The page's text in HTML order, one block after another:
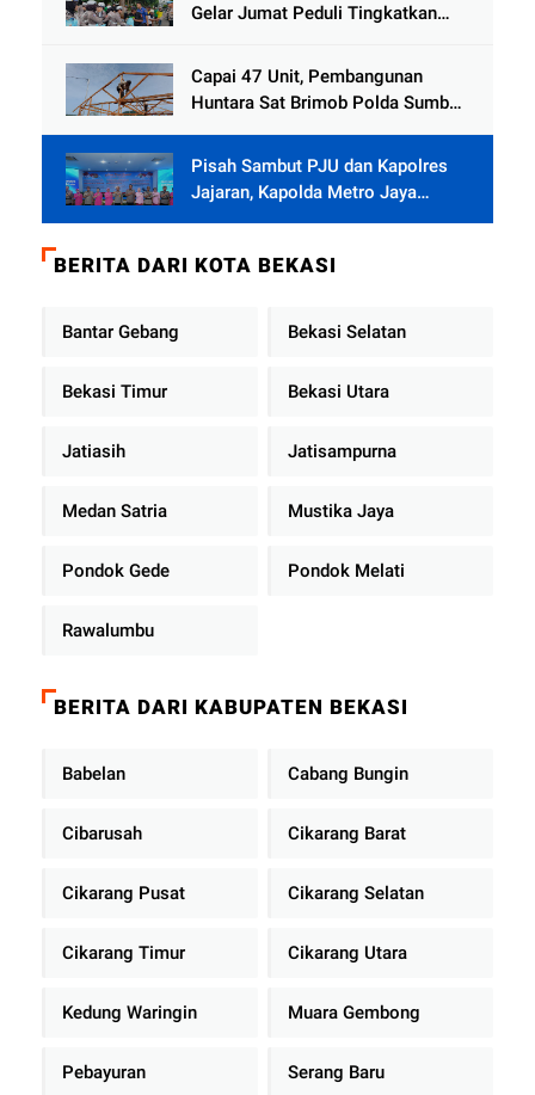
Gelar Jumat Peduli Tingkatkan
Capai 47 Unit, Pembangunan
Huntara Sat Brimob Polda Sumbar
Pisah Sambut PJU dan Kapolres
Jajaran, Kapolda Metro Jaya
Tekankan Pelayanan Publik
BERITA DARI KOTA BEKASI
Bantar Gebang Bekasi Selatan
Bekasi Timur Bekasi Utara
Jatiasih Jatisampurna
Medan Satria Mustika Jaya
Pondok Gede Pondok Melati
Rawalumbu
BERITA DARI KABUPATEN BEKASI
Babelan Cabang Bungin
Cibarusah Cikarang Barat
Cikarang Pusat Cikarang Selatan
Cikarang Timur Cikarang Utara
Kedung Waringin Muara Gembong
Pebayuran Serang Baru